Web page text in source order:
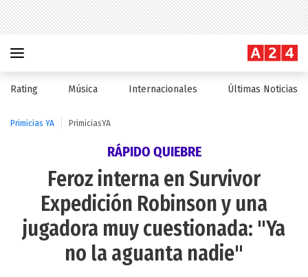
Rating Música Internacionales Últimas Noticias
Primicias YA PrimiciasYA
RÁPIDO QUIEBRE
Feroz interna en Survivor
Expedición Robinson y una
jugadora muy cuestionada: "Ya
no la aguanta nadie"